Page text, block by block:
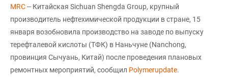
MRC-- Китайская Sichuan Shengda Group, крупный
производитель нефтехимической продукции в стране, 15
января возобновила производство на заводе по выпуску
терефталевой кислоты (ТФК) в Наньчуне (Nanchong,
провинция Сычуань, Китай) после проведения плановых
ремонтных мероприятий, сообщил Polymerupdate.